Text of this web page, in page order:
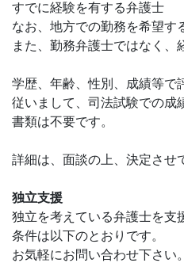
すでに経験を有する弁護士
なお、地方での勤務を希望す
また、勤務弁護士ではなく、
学歴、年齢、性別、成績等で
従いまして、司法試験での成
書類は不要です。
詳細は、面談の上、決定させ
独立支援
独立を考えている弁護士を支
条件は以下のとおりです。
お気軽にお問い合わせ下さい。